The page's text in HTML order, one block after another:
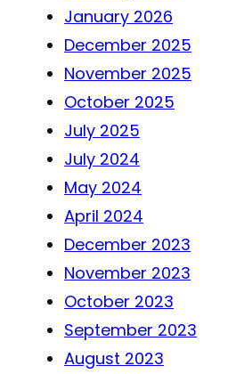
January 2026
December 2025
November 2025
October 2025
July 2025
July 2024
May 2024
April 2024
December 2023
November 2023
October 2023
September 2023
August 2023